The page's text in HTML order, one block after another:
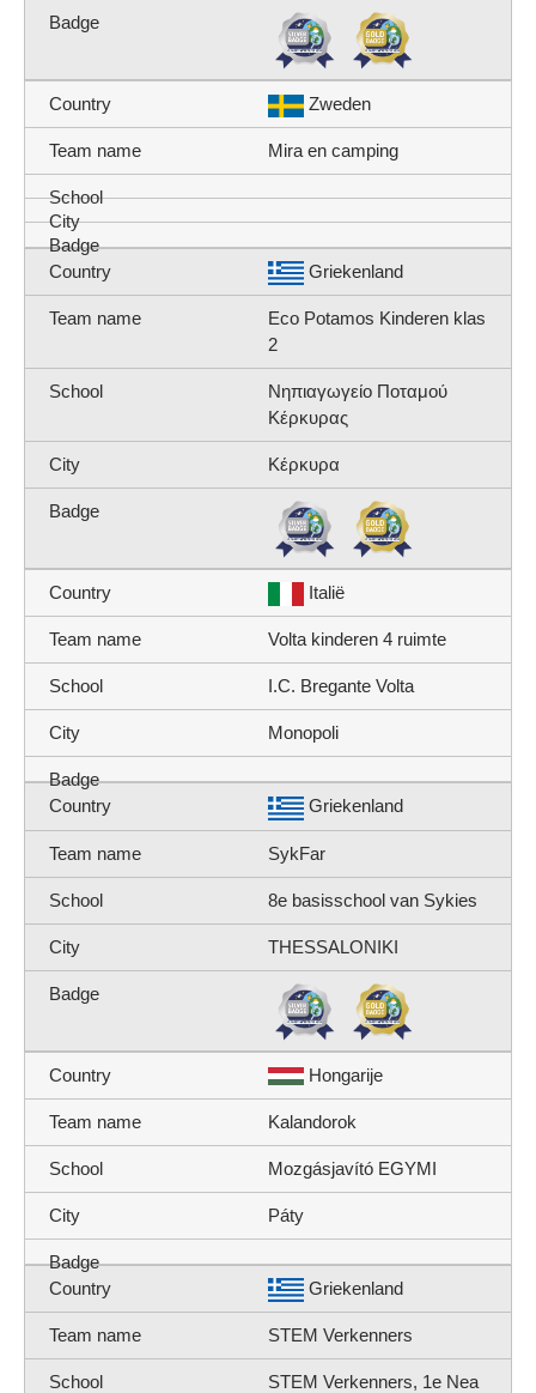
Zweden
Mira en camping
Griekenland
Eco Potamos Kinderen klas
2
Νηπιαγωγείο Ποταμού
Κέρκυρας
Κέρκυρα
Italië
Volta kinderen 4 ruimte
I.C. Bregante Volta
Monopoli
Griekenland
SykFar
8e basisschool van Sykies
THESSALONIKI
Hongarije
Kalandorok
Mozgásjavító EGYMI
Páty
Griekenland
STEM Verkenners
STEM Verkenners, 1e Nea